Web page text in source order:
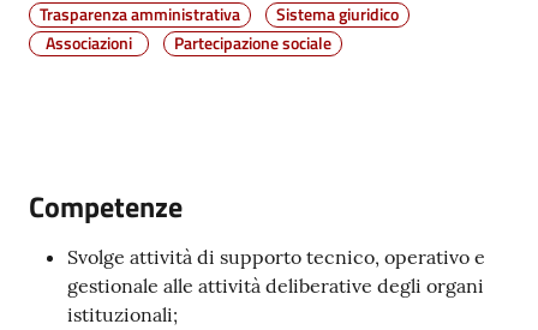
Amministrazione
Trasparente
Tutti
argomenti...
Trasparenza amministrativa
Sistema giuridico
Associazioni
Partecipazione sociale
Competenze
Svolge attività di supporto tecnico, operativo e
gestionale alle attività deliberative degli organi
istituzionali;